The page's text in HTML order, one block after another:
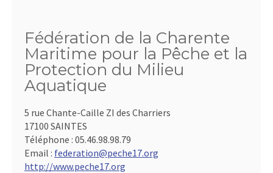
Fédération de la Charente
Maritime pour la Pêche et la
Protection du Milieu
Aquatique
5 rue Chante-Caille ZI des Charriers
17100 SAINTES
Téléphone : 05.46.98.98.79
Email : federation@peche17.org
http://www.peche17.org